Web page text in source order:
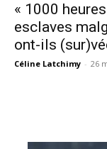
« 1000
esclaves
ont-ils
Céline Latchimy - 26